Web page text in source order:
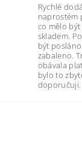
Rychlé
naprostém
co mělo
skladem.
být
zabaleno.
obávala
bylo to
doporučuji.